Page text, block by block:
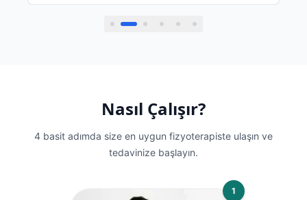
Nasıl Çalışır?
4 basit adımda size en uygun fizyoterapiste ulaşın ve
tedavinize başlayın.
1